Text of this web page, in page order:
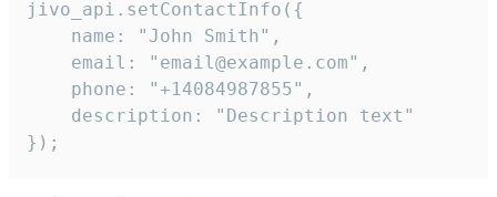
jivo_api.setContactInfo({
    name: "John Smith",
    email: "email@example.com",
    phone: "+14084987855",
    description: "Description text"
});